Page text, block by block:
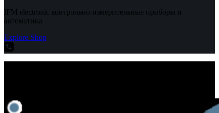
IFM electronic контрольно-измерительные приборы и
автоматика
Explore Shop